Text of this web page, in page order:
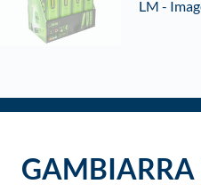
GAMBIARRA